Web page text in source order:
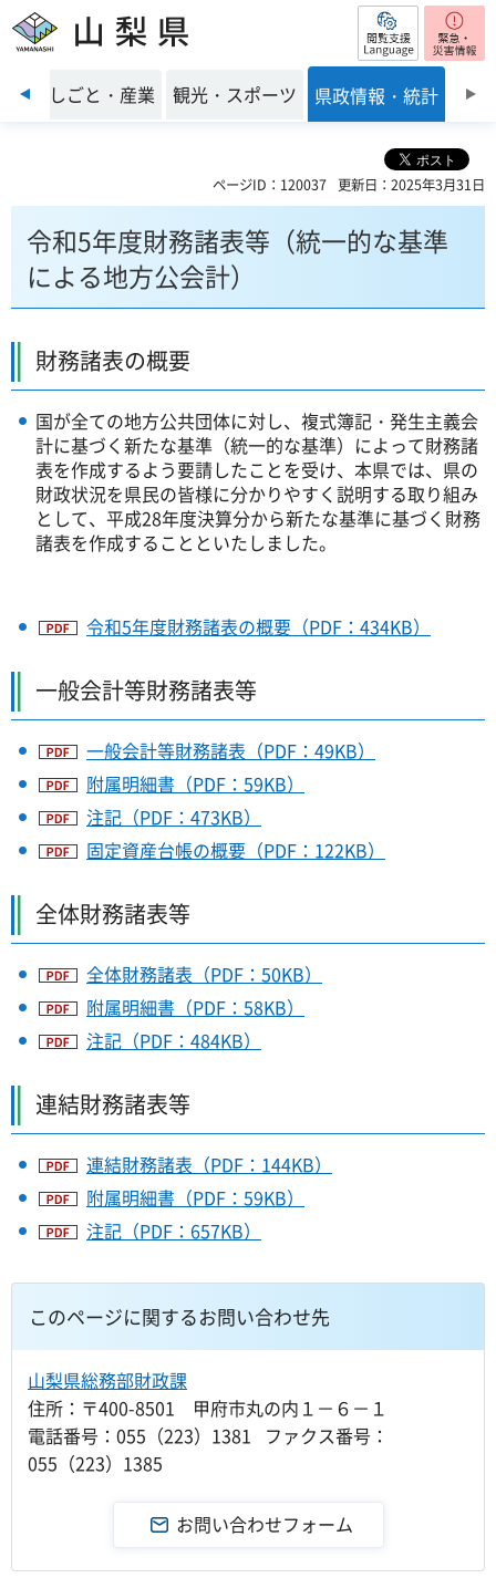
山梨県 閲覧支援
前のスライドを表示
境 しごと・産業 観光・スポーツ 県政情報・統計
ページID：120037 更新日：2025年3月31日
令和5年度財務諸表等（統一的な基準
による地方公会計）
財務諸表の概要
国が全ての地方公共団体に対し、複式簿記・発生主義会
計に基づく新たな基準（統一的な基準）によって財務諸
表を作成するよう要請したことを受け、本県では、県の
財政状況を県民の皆様に分かりやすく説明する取り組み
として、平成28年度決算分から新たな基準に基づく財務
諸表を作成することといたしました。
令和5年度財務諸表の概要（PDF：434KB）
一般会計等財務諸表等
一般会計等財務諸表（PDF：49KB）
附属明細書（PDF：59KB）
注記（PDF：473KB）
固定資産台帳の概要（PDF：122KB）
全体財務諸表等
全体財務諸表（PDF：50KB）
附属明細書（PDF：58KB）
注記（PDF：484KB）
連結財務諸表等
連結財務諸表（PDF：144KB）
附属明細書（PDF：59KB）
注記（PDF：657KB）
このページに関するお問い合わせ先
山梨県総務部財政課
住所：〒400-8501 甲府市丸の内１－６－１
電話番号：055（223）1381 ファクス番号：
055（223）1385